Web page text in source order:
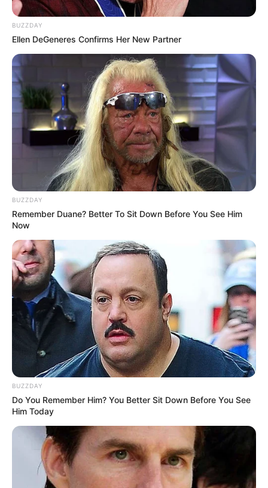
BUZZDAY
Ellen DeGeneres Confirms Her New Partner
BUZZDAY
Remember Duane? Better To Sit Down Before You See Him
Now
BUZZDAY
Do You Remember Him? You Better Sit Down Before You See
Him Today